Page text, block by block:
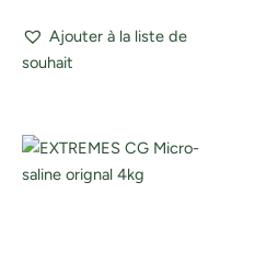
Ajouter à la liste de
souhait